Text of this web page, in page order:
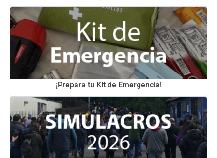
¡Prepara tu Kit de Emergencia!